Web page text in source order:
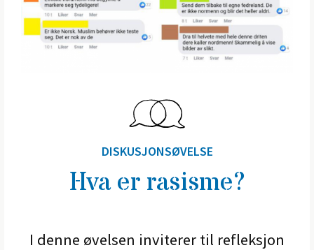
DISKUSJONSØVELSE
Hva er rasisme?
I denne øvelsen inviterer til refleksjon